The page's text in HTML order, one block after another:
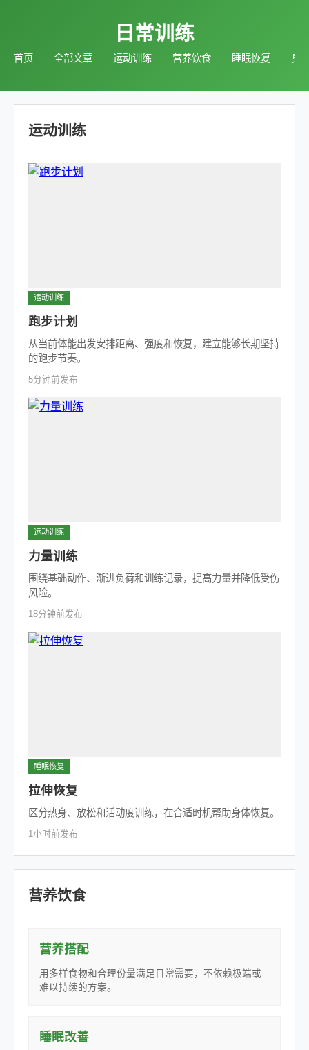
日常训练
首页 全部文章 运动训练 营养饮食 睡眠恢复 身
运动训练
运动训练
跑步计划
从当前体能出发安排距离、强度和恢复，建立能够长期坚持
的跑步节奏。
5分钟前发布
运动训练
力量训练
围绕基础动作、渐进负荷和训练记录，提高力量并降低受伤
风险。
18分钟前发布
睡眠恢复
拉伸恢复
区分热身、放松和活动度训练，在合适时机帮助身体恢复。
1小时前发布
营养饮食
营养搭配
用多样食物和合理份量满足日常需要，不依赖极端或
难以持续的方案。
睡眠改善